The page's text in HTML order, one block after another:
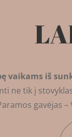
vaikams iš
ne tik į
gavėjas –